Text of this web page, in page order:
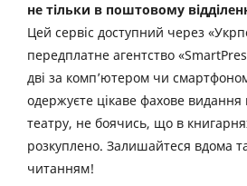
не тільки в поштовому
Цей сервіс доступний через
передплатне агентство
дві за комп’ютером чи
одержуєте цікаве фахове видання
театру, не боячись, що в
розкуплено. Залишайтеся вдома
читанням!